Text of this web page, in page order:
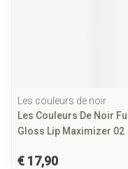
Les couleurs de noir
Les Couleurs De Noir Full
Gloss Lip Maximizer 02
€ 17,90